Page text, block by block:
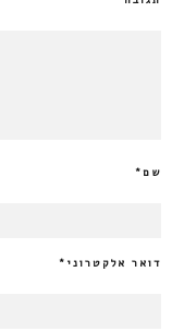
שם*
דואר אלקטרוני *